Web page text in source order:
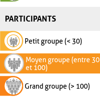
PARTICIPANTS
Petit groupe (< 30)
Moyen groupe (entre 30
et 100)
Grand groupe (> 100)